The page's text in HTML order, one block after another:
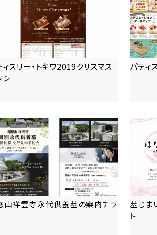
ィスリー・トキワ2019クリスマス
シ
パティ
山祥雲寺永代供養墓の案内チラ
墓じま
ト